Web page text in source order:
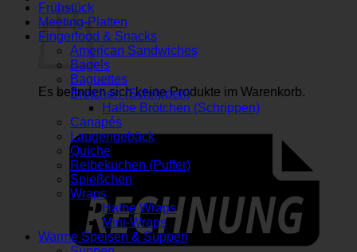
Es befinden sich keine Produkte im Warenkorb.
Frühstück
Meeting-Platten
Fingerfood & Snacks
American Sandwiches
Bagels
Baguettes
Brötchen (Schrippen)
Halbe Brötchen (Schrippen)
Canapés
Laugengebäck
Quiche
Reibekuchen (Puffer)
Spießchen
Wraps
Halbe Wraps
Mini-Wraps
Warme Speisen & Suppen